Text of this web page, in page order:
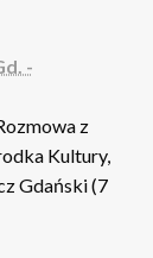
-
z
Kultury,
Gdański (7